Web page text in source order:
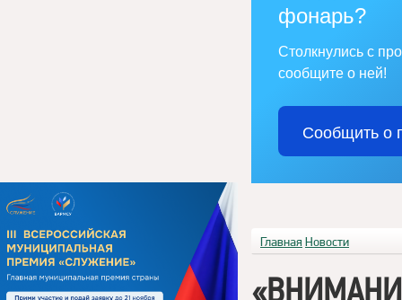
фонарь?
Столкнулись с
сообщите о ней!
Сообщить о
Главная Новости